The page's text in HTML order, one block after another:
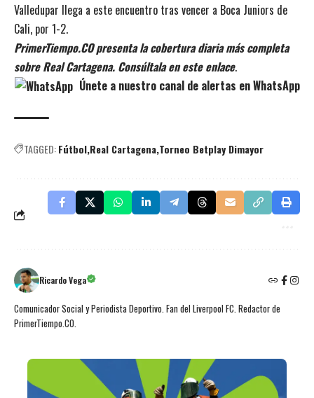
Valledupar llega a este encuentro tras vencer a Boca Juniors de
Cali, por 1-2.
PrimerTiempo.CO presenta la cobertura diaria más completa
sobre Real Cartagena. Consúltala en este enlace.
Únete a nuestro canal de alertas en WhatsApp
TAGGED:Fútbol Real Cartagena Torneo Betplay Dimayor
Ricardo Vega
Comunicador Social y Periodista Deportivo. Fan del Liverpool FC. Redactor de
PrimerTiempo.CO.